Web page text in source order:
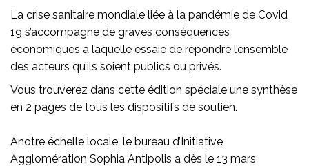
La crise sanitaire mondiale liée à la pandémie de Covid
19 s’accompagne de graves conséquences
économiques à laquelle essaie de répondre l’ensemble
des acteurs qu’ils soient publics ou privés.
Vous trouverez dans cette édition spéciale une synthèse
en 2 pages de tous les dispositifs de soutien.
Anotre échelle locale, le bureau d’Initiative
Agglomération Sophia Antipolis a dès le 13 mars